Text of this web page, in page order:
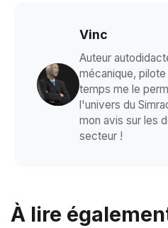
Vinc
Auteur
mécanique,
temps me le
l'univers du
mon avis sur les
secteur !
À lire